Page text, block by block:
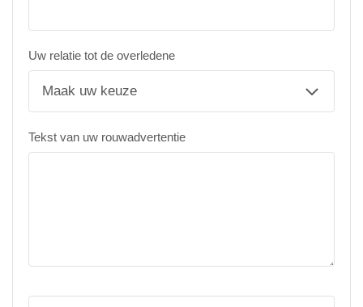
Uw relatie tot de overledene
Tekst van uw rouwadvertentie